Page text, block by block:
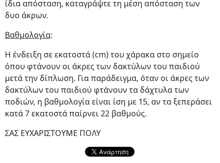
ίδια απόσταση, καταγράψτε τη μέση απόσταση των
δυο άκρων.
Βαθμολογία:
Η ένδειξη σε εκατοστά (cm) του χάρακα στο σημείο
όπου φτάνουν οι άκρες των δακτύλων του παιδιού
μετά την δίπλωση. Για παράδειγμα, όταν οι άκρες των
δακτύλων του παιδιού φτάνουν τα δάχτυλα των
ποδιών, η βαθμολογία είναι ίση με 15, αν τα ξεπεράσει
κατά 7 εκατοστά παίρνει 22 βαθμούς.
ΣΑΣ ΕΥΧΑΡΙΣΤΟΥΜΕ ΠΟΛΥ